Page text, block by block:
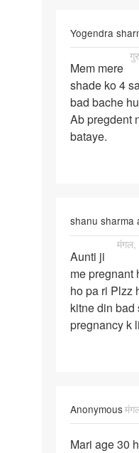
Yogendra
Mem
mere
shade
ko
4
Mem mere
shade ko 4
bad bache
Ab pregdent
bataye.
shanu sharma
मंगल,
Aunti
ji
me
pregnant
hona
Aunti ji
me pregnant
ho pa ri Plzz
kitne din bad
pregnancy k
Anonymous
Mari
Mari age 30